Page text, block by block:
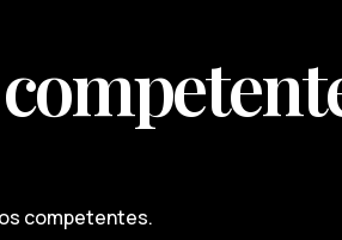
competentes.